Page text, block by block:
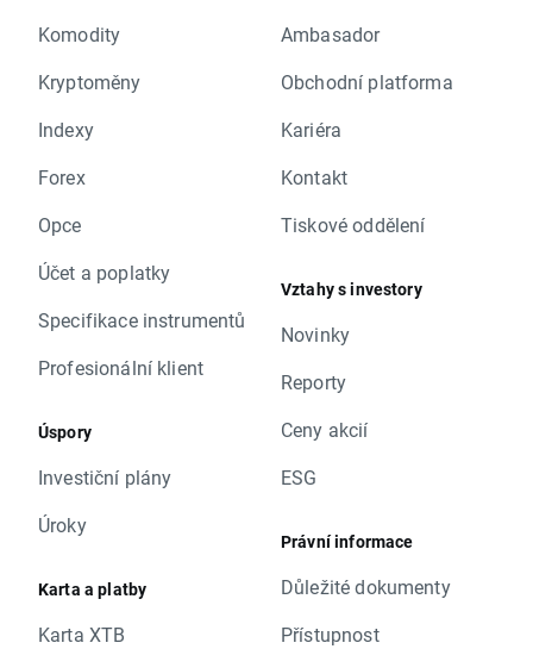
Komodity
Kryptoměny
Indexy
Forex
Opce
Účet a poplatky
Specifikace instrumentů
Profesionální klient
Úspory
Investiční plány
Úroky
Karta a platby
Karta XTB
Ambasador
Obchodní platforma
Kariéra
Kontakt
Tiskové oddělení
Vztahy s investory
Novinky
Reporty
Ceny akcií
ESG
Právní informace
Důležité dokumenty
Přístupnost